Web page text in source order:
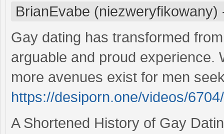
BrianEvabe (niezweryfikowany)
Gay dating has transformed
arguable and proud experience.
more avenues exist for men
https://desiporn.one/videos/
A Shortened History of Gay